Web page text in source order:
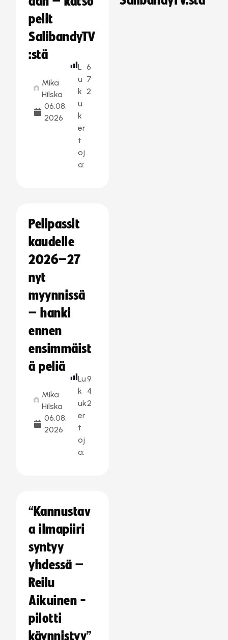
pelit
SalibandyTV
:stä
Mika
Hilska
06.08.
2026
L
u
k
u
k
er
t
oj
a:
6
7
2
Pelipassit
kaudelle
2026–27
nyt
myynnissä
– hanki
ennen
ensimmäist
ä peliä
Mika
Hilska
06.08.
2026
Lu
k
uk
er
t
oj
a:
9
4
2
“Kannustav
a ilmapiiri
syntyy
yhdessä –
Reilu
Aikuinen -
pilotti
käynnistyy”